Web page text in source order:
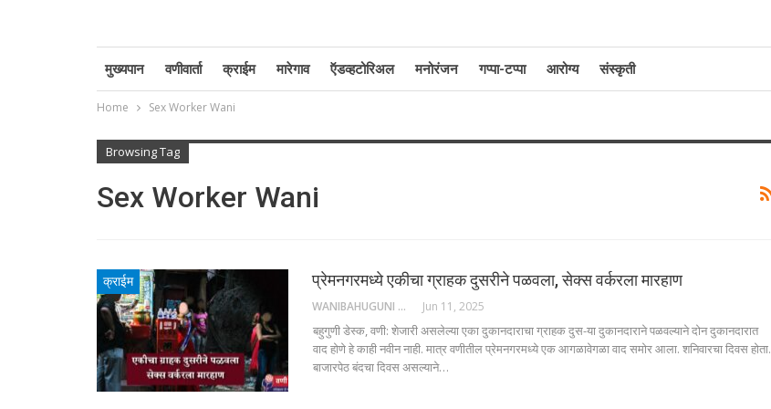
मुख्यपान वणीवार्ता क्राईम मारेगाव ऍडव्हटोरिअल मनोरंजन गप्पा-टप्पा आरोग्य संस्कृती
Home Sex Worker Wani
Browsing Tag
Sex Worker Wani
क्राईम प्रेमनगरमध्ये एकीचा ग्राहक दुसरीने पळवला, सेक्स वर्करला मारहाण
WANIBAHUGUNI DESK Jun 11, 2025
बहुगुणी डेस्क, वणी: शेजारी असलेल्या एका दुकानदाराचा ग्राहक दुस-या दुकानदाराने पळवल्याने दोन दुकानदारात
वाद होणे हे काही नवीन नाही. मात्र वणीतील प्रेमनगरमध्ये एक आगळावेगळा वाद समोर आला. शनिवारचा दिवस होता.
बाजारपेठ बंदचा दिवस असल्याने…